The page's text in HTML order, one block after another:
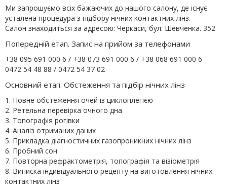
Ми запрошуємо всіх бажаючих до нашого салону, де існує
усталена процедура з підбору нічних контактних лінз.
Салон знаходиться за адресою: Черкаси, бул. Шевченка. 352
Попередній етап. Запис на прийом за телефонами
+38 095 691 000 6 / +38 073 691 000 6 / +38 068 691 000 6
0472 54 48 88 / 0472 54 37 02
Основний етап. Обстеження та підбір нічних лінз
1. Повне обстеження очей із циклоплегією
2. Ретельна перевірка очного дна
3. Топографія рогівки
4. Аналіз отриманих даних
5. Прикладка діагностичних газопроникних нічних лінз
6. Пробний сон
7. Повторна рефрактометрія, топографія та візіометрія
8. Виписка індивідуального рецепту на виготовлення нічних
контактних лінз